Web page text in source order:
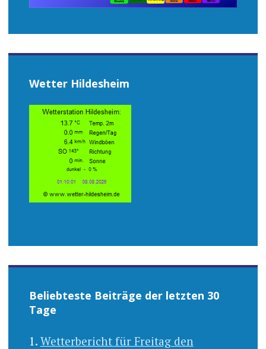
Wetter Hildesheim
Beliebteste Beiträge der letzten 30
Tage
Wetterbericht für Freitag den